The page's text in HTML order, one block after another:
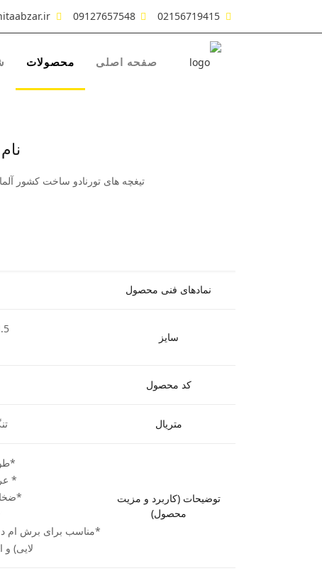
02156719415
09127657548
صفحه اصلی محصولات
نام
تیغچه های تورنادو ساخت کشور
نمادهای فنی محصول
سایز
کد محصول
متریال
توضیحات (کاربرد و مزیت
محصول)
*طول 7/
* عرض
*ضخامت
*مناسب برای برش ام
لایی) و